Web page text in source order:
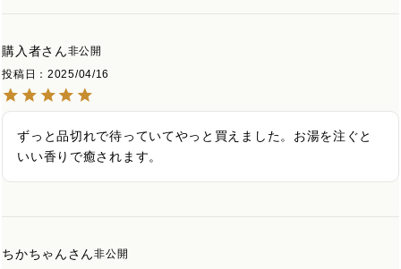
購入者
非公開
投稿日
2025/04/16
ずっと品切れで待っていてやっと買えました。お湯を注ぐと
いい香りで癒されます。
ちかちゃん
非公開